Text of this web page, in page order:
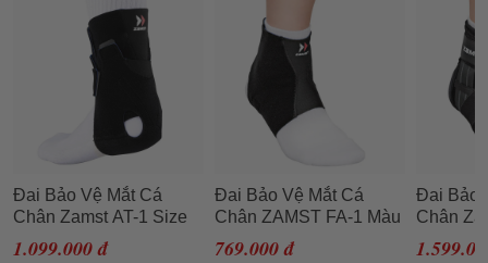
Đai Bảo Vệ Mắt Cá
Chân Zamst AT-1 Size
M
1.099.000 đ
Đai Bảo Vệ Mắt Cá
Chân ZAMST FA-1 Màu
Đen Size LL
769.000 đ
Đai Bảo
Chân
Size Left